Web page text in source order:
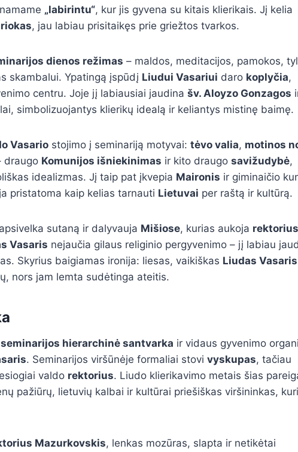
„labirintu“, kur jis gyvena su kitais klierikais. Jį kelia
, jau labiau prisitaikęs prie griežtos tvarkos.
dienos režimas – maldos, meditacijos, pamokos,
skambalui. Ypatingą įspūdį Liudui Vasariui daro koplyčia,
centru. Joje jį labiausiai jaudina šv. Aloyzo Gonzagos
simbolizuojantys klierikų idealą ir keliantys mistinę baimę.
Vasario stojimo į seminariją motyvai: tėvo valia, motinos
draugo Komunijos išniekinimas ir kito draugo savižudybė,
idealizmas. Jį taip pat įkvepia Maironis ir giminaičio
pristatoma kaip kelias tarnauti Lietuvai per raštą ir kultūrą.
sutaną ir dalyvauja Mišiose, kurias aukoja rektorius
Vasaris nejaučia gilaus religinio pergyvenimo – jį labiau
Skyrius baigiamas ironija: liesas, vaikiškas Liudas Vasaris
nors jam lemta sudėtinga ateitis.
seminarijos hierarchinė santvarka ir vidaus gyvenimo
. Seminarijos viršūnėje formaliai stovi vyskupas, tačiau
valdo rektorius. Liudo klierikavimo metais šias
pažiūrų, lietuvių kalbai ir kultūrai priešiškas viršininkas,
Mazurkovskis, lenkas mozūras, slapta ir netikėtai